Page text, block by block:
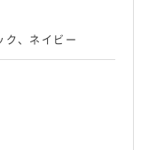
ク、ネイビー